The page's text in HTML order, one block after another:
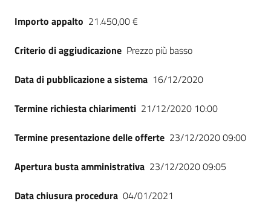
Importo appalto 21.450,00 €
Criterio di aggiudicazione Prezzo più basso
Data di pubblicazione a sistema 16/12/2020
Termine richiesta chiarimenti 21/12/2020 10:00
Termine presentazione delle offerte 23/12/2020 09:00
Apertura busta amministrativa 23/12/2020 09:05
Data chiusura procedura 04/01/2021